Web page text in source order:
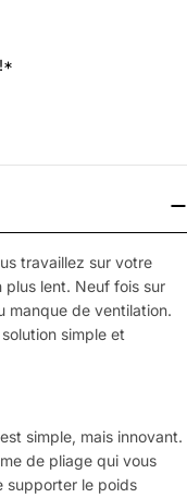
travaillez sur votre
lent. Neuf fois sur
manque de ventilation.
simple et
simple, mais innovant.
de pliage qui vous
supporter le poids